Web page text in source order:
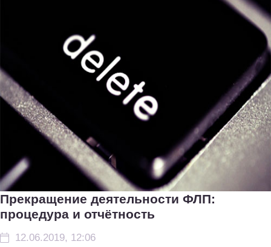
Прекращение деятельности ФЛП:
процедура и отчётность
12.06.2019, 12:06